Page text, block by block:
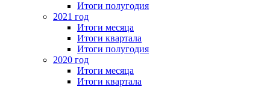
Итоги полугодия
2021 год
Итоги месяца
Итоги квартала
Итоги полугодия
2020 год
Итоги месяца
Итоги квартала